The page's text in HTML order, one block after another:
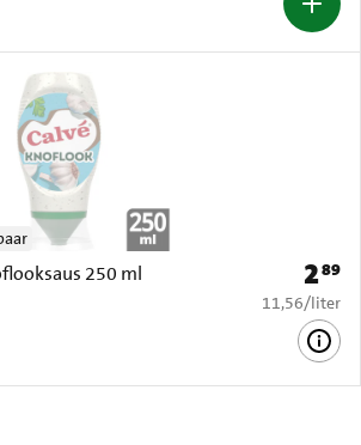
250 ml Prijs:
289
€ 11,56 per
11,56/liter